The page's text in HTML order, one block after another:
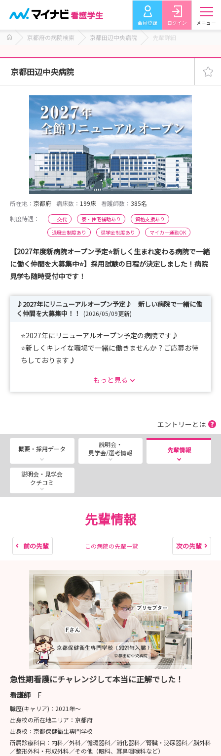
会員登録 ログイン メニュー
京都府の病院検索 京都田辺中央病院 先輩詳細
京都田辺中央病院
所在地： 京都府 病床数： 199床 看護師数： 385名
制度待遇：
二交代 寮・住宅補助あり
資格支援あり
退職金制度あり
奨学金制度あり マイカー通勤OK
【2027年度新病院オープン予定⭐新しく生まれ変わる病院で一緒
に働く仲間を大募集中⭐】採用試験の日程が決定しました！病院
見学も随時受付中です！
♪2027年にリニューアルオープン予定♪ 新しい病院で一緒に働
く仲間を大募集中！！
(2026/05/09更新)
⭐2027年にリニューアルオープン予定の病院です♪
⭐新しくキレイな職場で一緒に働きませんか？ご応募お待
ちしております♪
お早めのご応募お待ちしております！
第5回 5月23日（土）
第6回 6月27日（土）
第7回 7月25日（土）
第8回 8月22日（土）
第10回 10月3日（土）
インターンシップ＆病院見学会は随時開催しています♪
ご希望の方はお気軽にメッセージしてくださいね♪
もっと見る
エントリーとは
概要・採用データ
説明会・
見学会/選考情報
先輩情報
説明会・見学会
クチコミ
先輩情報
前の先輩 この病院の先輩一覧 次の先輩
急性期看護にチャレンジして本当に正解でした！
看護師 F
職歴(キャリア)： 2021年〜
出身校の所在地エリア： 京都府
出身校： 京都保健衛生専門学校
所属診療科目： 内科／外科／循環器科／消化器科／腎臓・泌尿器科／脳外科
／整形外科・形成外科／その他（眼科、耳鼻咽喉科など）